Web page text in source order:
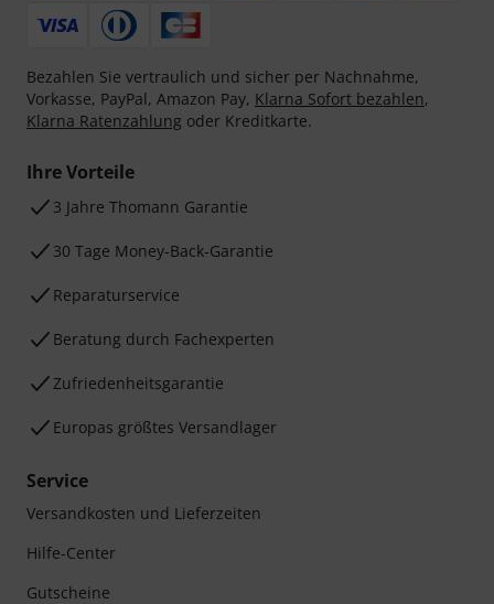
Bezahlen Sie vertraulich und sicher per Nachnahme,
Vorkasse, PayPal, Amazon Pay, Klarna Sofort bezahlen,
Klarna Ratenzahlung oder Kreditkarte.
Ihre Vorteile
3 Jahre Thomann Garantie
30 Tage Money-Back-Garantie
Reparaturservice
Beratung durch Fachexperten
Zufriedenheitsgarantie
Europas größtes Versandlager
Service
Versandkosten und Lieferzeiten
Hilfe-Center
Gutscheine